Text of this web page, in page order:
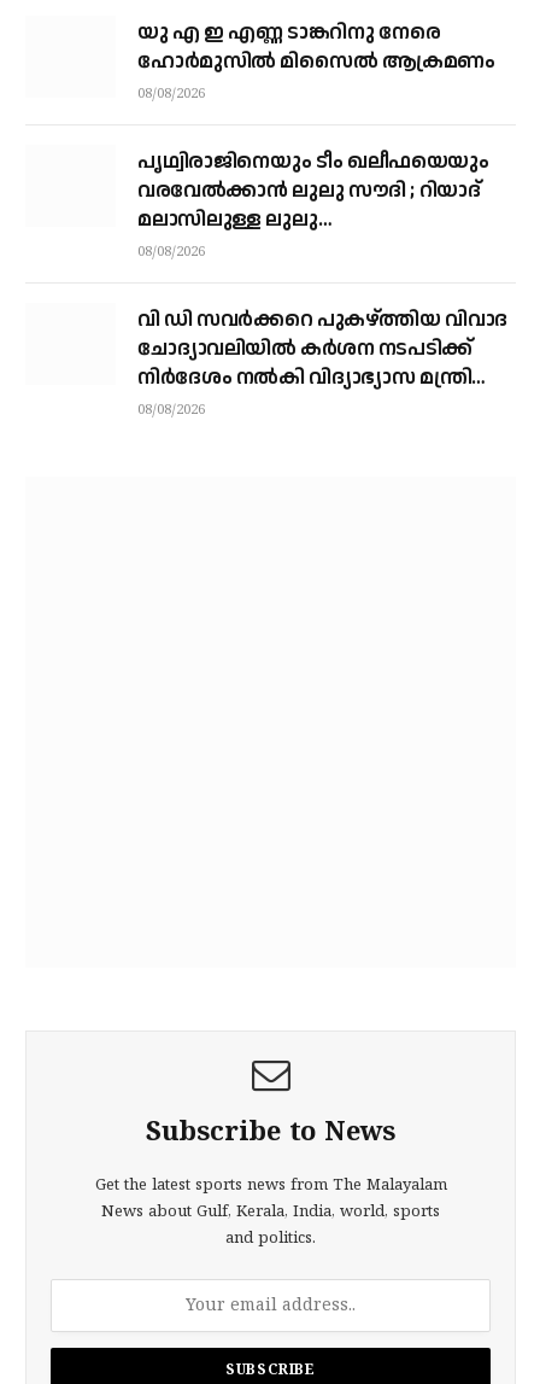
യു എ ഇ എണ്ണ ടാങ്കറിനു നേരെ
ഹോര്‍മുസില്‍ മിസൈല്‍ ആക്രമണം
08/08/2026
പൃഥ്വിരാജിനെയും ടീം ഖലീഫയെയും
വരവേല്‍ക്കാന്‍ ലുലു സൗദി ; റിയാദ്
മലാസിലുള്ള ലുലു
ഹൈപ്പര്‍മാര്‍ക്കറ്റിലാണ് സംഘം
08/08/2026
വി ഡി സവര്‍ക്കറെ പുകഴ്ത്തിയ വിവാദ
ചോദ്യാവലിയില്‍ കര്‍ശന നടപടിക്ക്
നിര്‍ദേശം നല്‍കി വിദ്യാഭ്യാസ മന്ത്രി
എന്‍ ഷംസുദ്ദീന്‍
08/08/2026
Subscribe to News
Get the latest sports news from The Malayalam
News about Gulf, Kerala, India, world, sports
and politics.